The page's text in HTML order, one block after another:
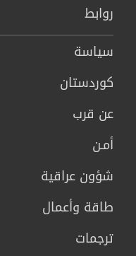
روابط
سیاسة
كوردستان
عن قرب
أمـن
شؤون عراقية
طاقة وأعمال
ترجمات